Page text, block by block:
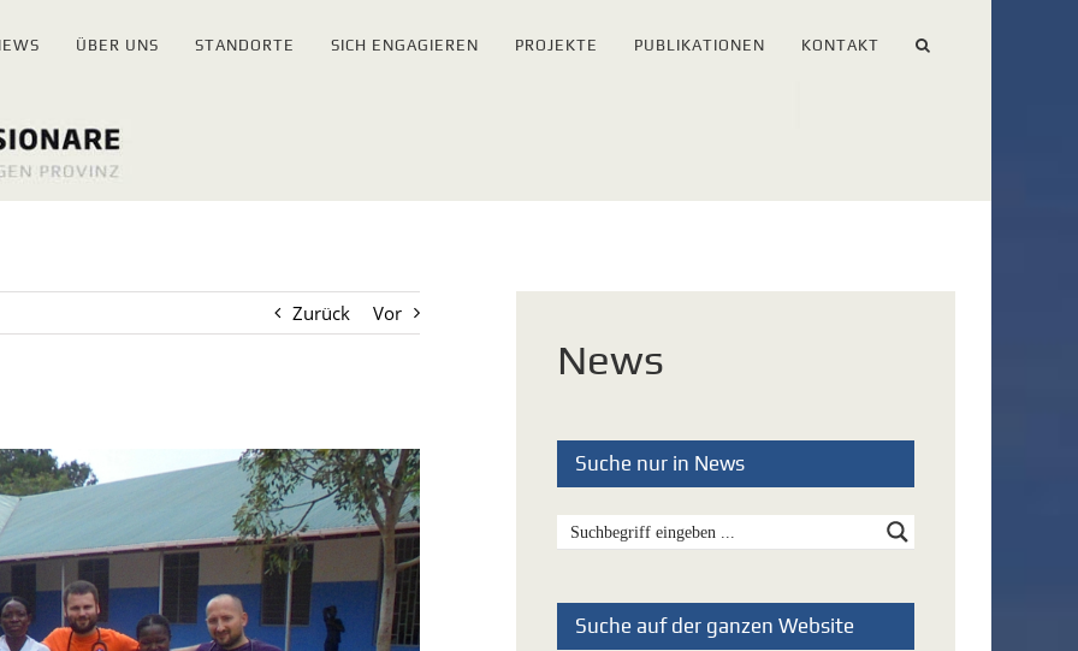
ÜBER UNS STANDORTE SICH ENGAGIEREN PROJEKTE PUBLIKATIONEN KONTAKT
Zurück Vor
News
Suche nur in News
Suche auf der ganzen Website